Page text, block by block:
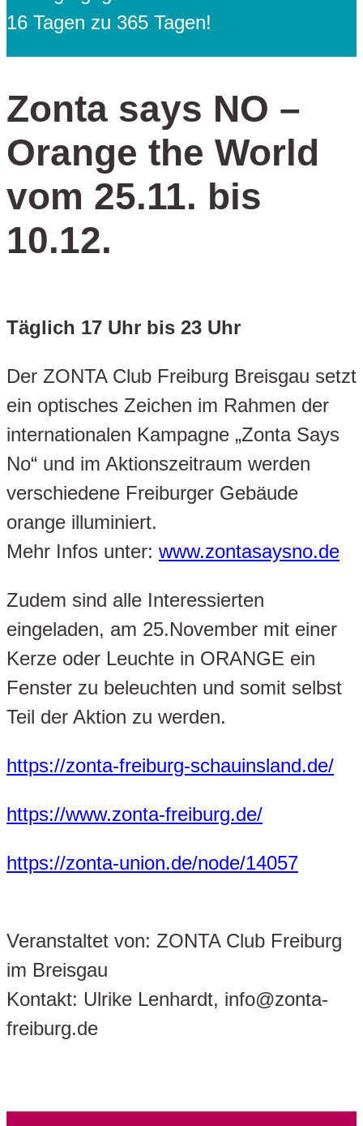
16 Tagen zu 365 Tagen!
Zonta says NO –
Orange the World
vom 25.11. bis
10.12.
Täglich 17 Uhr bis 23 Uhr
Der ZONTA Club Freiburg Breisgau setzt
ein optisches Zeichen im Rahmen der
internationalen Kampagne „Zonta Says
No“ und im Aktionszeitraum werden
verschiedene Freiburger Gebäude
orange illuminiert.
Mehr Infos unter: www.zontasaysno.de
Zudem sind alle Interessierten
eingeladen, am 25.November mit einer
Kerze oder Leuchte in ORANGE ein
Fenster zu beleuchten und somit selbst
Teil der Aktion zu werden.
https://zonta-freiburg-schauinsland.de/
https://www.zonta-freiburg.de/
https://zonta-union.de/node/14057
Veranstaltet von: ZONTA Club Freiburg
im Breisgau
Kontakt: Ulrike Lenhardt, info@zonta-
freiburg.de